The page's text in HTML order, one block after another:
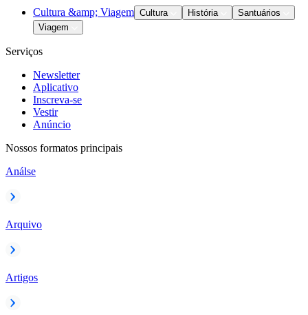
Cultura &amp; Viagem Cultura História
Santuários
Viagem
Serviços
Newsletter
Aplicativo
Inscreva-se
Vestir
Anúncio
Nossos formatos principais
Análse
Arquivo
Artigos